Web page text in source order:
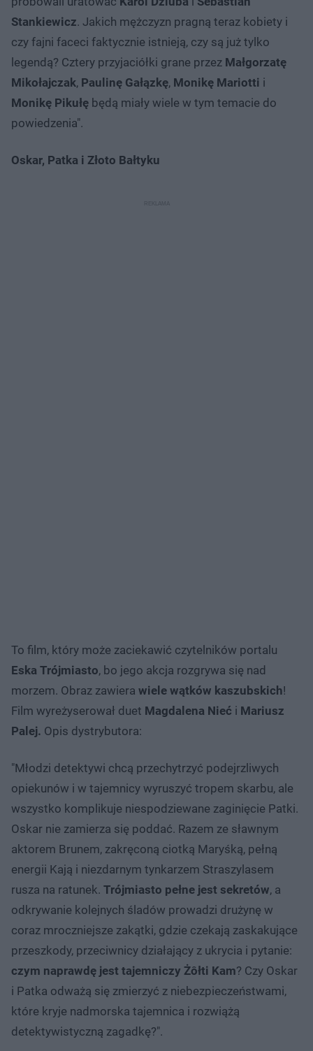
Stankiewicz. Jakich mężczyzn pragną teraz kobiety i
czy fajni faceci faktycznie istnieją, czy są już tylko
legendą? Cztery przyjaciółki grane przez Małgorzatę
Mikołajczak, Paulinę Gałązkę, Monikę Mariotti i
Monikę Pikułę będą miały wiele w tym temacie do
powiedzenia".
Oskar, Patka i Złoto Bałtyku
To film, który może zaciekawić czytelników portalu
Eska Trójmiasto, bo jego akcja rozgrywa się nad
morzem. Obraz zawiera wiele wątków kaszubskich!
Film wyreżyserował duet Magdalena Nieć i Mariusz
Palej. Opis dystrybutora:
"Młodzi detektywi chcą przechytrzyć podejrzliwych
opiekunów i w tajemnicy wyruszyć tropem skarbu, ale
wszystko komplikuje niespodziewane zaginięcie Patki.
Oskar nie zamierza się poddać. Razem ze sławnym
aktorem Brunem, zakręconą ciotką Maryśką, pełną
energii Kają i niezdarnym tynkarzem Straszylasem
rusza na ratunek. Trójmiasto pełne jest sekretów, a
odkrywanie kolejnych śladów prowadzi drużynę w
coraz mroczniejsze zakątki, gdzie czekają zaskakujące
przeszkody, przeciwnicy działający z ukrycia i pytanie:
czym naprawdę jest tajemniczy Żôłti Kam? Czy Oskar
i Patka odważą się zmierzyć z niebezpieczeństwami,
które kryje nadmorska tajemnica i rozwiążą
detektywistyczną zagadkę?".